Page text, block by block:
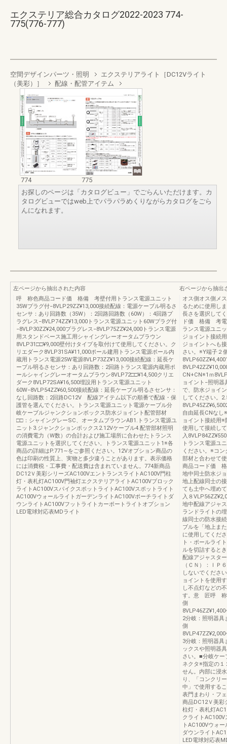
エクステリア総合カタログ2022-2023 774-
775(776-777)
空間デザインパーツ・照明
エクステリアライト［DC12Vライト
（美彩）］
配線・配管アイテム
774
775
お探しのページは「カタログビュー」でごらんいただけます。カ
タログビューではweb上でパラパラめくりながらカタログをごら
んになれます。
左ページから抽出された内容
呼 称色商品コード価 格備 考壁付用トランス電源ユニット
35Wプラグ付−8VLP29ZZ¥13,000接続配線：電源ケーブル明るさ
センサ：あり回路数（35W）：2回路回路数（60W）：4回路プ
ラグレス−8VLP74ZZ¥13,000トランス電源ユニット60Wプラグ付
−8VLP30ZZ¥24,000プラグレス−8VLP75ZZ¥24,000トランス電源
用スタンドベース施工用シャイングレーオータムブラウン
8VLP31□□¥9,000壁付けタイプを取付けて使用してください。ク
リエダーク8VLP31SA¥11,000ポール建用トランス電源ポール内
蔵用トランス電源25W電源8VLP73ZZ¥13,000接続配線：延長ケ
ーブル明るさセンサ：あり回路数：2回路トランス電源内蔵用ポ
ールシャイングレーオータムブラウン8VLP72□□¥14,500クリエ
ダーク8VLP72SA¥16,500埋設用トランス電源ユニット
60W−8VLP54ZZ¥60,500接続配線：延長ケーブル明るさセンサ：
なし回路数：2回路DC12V 配線アイテム以下の順番で配線・保
護管を選んでください。トランス電源ユニット電源ケーブル分
岐ケーブルジャンクションボックス防水ジョイント配管部材
□□：シャイングレーSC、オータムブラウンAB1.トランス電源ユ
ニット3.ジャンクションボックス2.12Vケーブル4.配管部材照明
の消費電力（W数）の合計および施工場所に合わせたトランス
電源ユニットを選択してください。トランス電源ユニット1※各
商品の詳細はP.771∼をご参照ください。12Vオプション商品の
色は印刷の性質上、実物と多少違うことがあります。表示価格
には消費税・工事費・配送費は含まれていません。774新商品
DC12Ｖ美彩シリーズAC100VエントランスライトAC100V門柱
灯・表札灯AC100V門袖灯エクステリアライトAC100Vブロック
ライトAC100VスパイクスポットライトAC100Vスポットライト
AC100VウォールライトガーデンライトAC100Vポーチライトダ
ウンライトAC100Vフットライトカーポートライトオプション
LED電球対応表MDライト
右ページから抽出
オス側オス側メ
るために使用し
長さを選択して
ド価 格備 考電
ランス電源ユニ
ジョイント接続
ジョイントへも
さい。※Y端子２
CN+CN※1ｍ
ョイント−照明
で、防水ジョイ
してください。
自由延長CNなし
ョイント接続用
使用して接続し
入
トランス電源ユ
ください。※コ
部材と合わせて
商品コード価
地中同士防水ジ
地上配線同士の
ても土中へ埋め
入８
地中配線アジャ
ランドライトの
線同士の防水接
ブルを「地上ま
に使用してくだ
ト・ポールライ
ルを切詰すると
配線アジャスタ
（ＣＮ）：ＩＰ
しないでくださ
ョイントを使用
し不点灯などの
す。意 匠呼 称
側 オス側2
2分岐：照明器具
側 オス側3
3分岐：照明器具
ックスや照明器
さい。■分岐ケ
ネクタ※指定の１
せん。内部に浸
り、「コンクリ
中」で使用する
表門まわり・フ
商品DC12Ｖ美彩
柱灯・表札灯
クライト
トAC100Vウォ
ダウンライト
LED電球対応表